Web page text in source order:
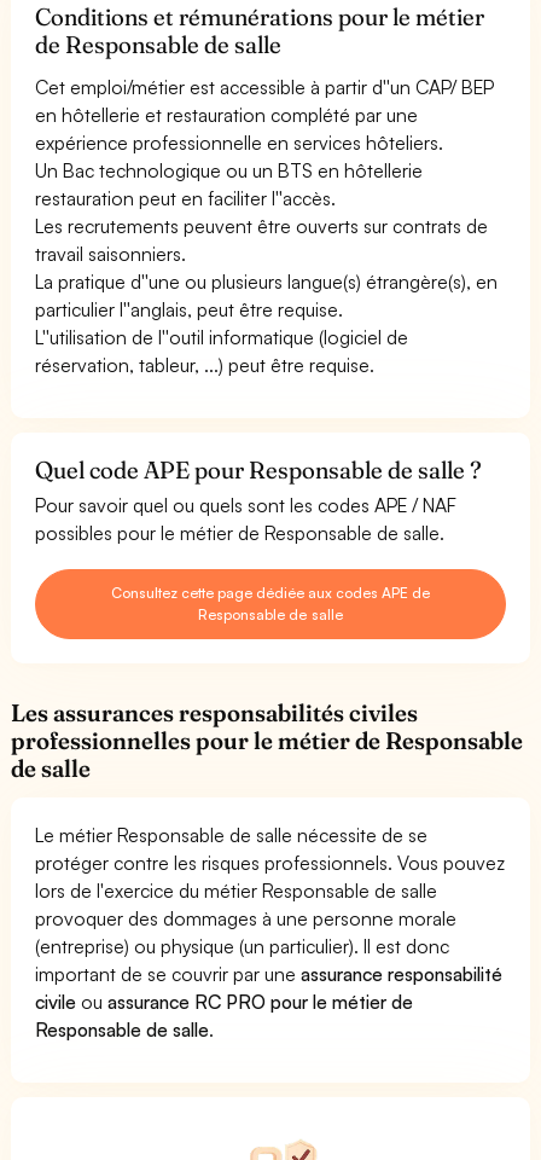
Conditions et rémunérations pour le métier
de Responsable de salle
Cet emploi/métier est accessible à partir d''un CAP/ BEP
en hôtellerie et restauration complété par une
expérience professionnelle en services hôteliers.
Un Bac technologique ou un BTS en hôtellerie
restauration peut en faciliter l''accès.
Les recrutements peuvent être ouverts sur contrats de
travail saisonniers.
La pratique d''une ou plusieurs langue(s) étrangère(s), en
particulier l''anglais, peut être requise.
L''utilisation de l''outil informatique (logiciel de
réservation, tableur, ...) peut être requise.
Quel code APE pour Responsable de salle ?
Pour savoir quel ou quels sont les codes APE / NAF
possibles pour le métier de Responsable de salle.
Consultez cette page dédiée aux codes APE de
Responsable de salle
Les assurances responsabilités civiles
professionnelles pour le métier de Responsable
de salle
Le métier Responsable de salle nécessite de se
protéger contre les risques professionnels. Vous pouvez
lors de l'exercice du métier Responsable de salle
provoquer des dommages à une personne morale
(entreprise) ou physique (un particulier). Il est donc
important de se couvrir par uneassurance responsabilité
civile ouassurance RC PRO pour le métier de
Responsable de salle.